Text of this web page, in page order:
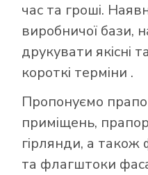
час та гроші.
виробничої бази,
друкувати якісні
короткі терміни .
Пропонуємо
приміщень,
гірлянди, а також
та флагштоки